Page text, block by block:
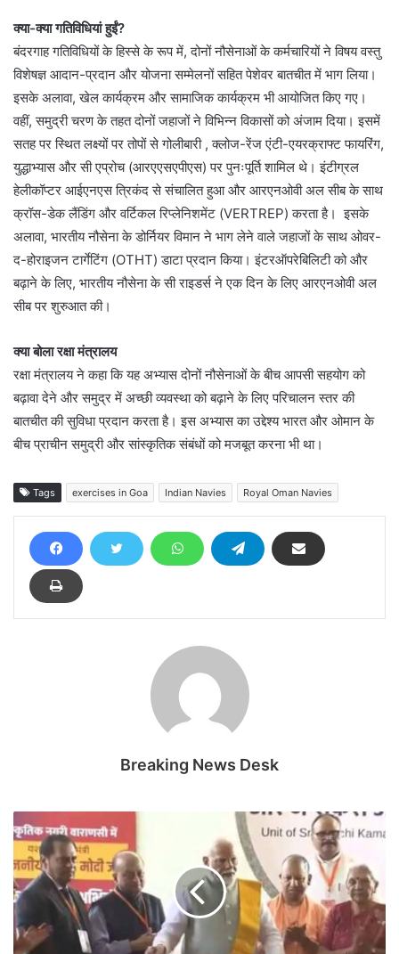
क्या-क्या गतिविधियां हुईं?
बंदरगाह गतिविधियों के हिस्से के रूप में, दोनों नौसेनाओं के कर्मचारियों ने विषय वस्तु
विशेषज्ञ आदान-प्रदान और योजना सम्मेलनों सहित पेशेवर बातचीत में भाग लिया।
इसके अलावा, खेल कार्यक्रम और सामाजिक कार्यक्रम भी आयोजित किए गए।
वहीं, समुद्री चरण के तहत दोनों जहाजों ने विभिन्न विकासों को अंजाम दिया। इसमें
सतह पर स्थित लक्ष्यों पर तोपों से गोलीबारी , क्लोज-रेंज एंटी-एयरक्राफ्ट फायरिंग,
युद्धाभ्यास और सी एप्रोच (आरएएसएपीएस) पर पुनःपूर्ति शामिल थे। इंटीग्रल
हेलीकॉप्टर आईएनएस त्रिकंद से संचालित हुआ और आरएनओवी अल सीब के साथ
क्रॉस-डेक लैंडिंग और वर्टिकल रिप्लेनिशमेंट (VERTREP) करता है। इसके
अलावा, भारतीय नौसेना के डोर्नियर विमान ने भाग लेने वाले जहाजों के साथ ओवर-
द-होराइजन टार्गेटिंग (OTHT) डाटा प्रदान किया। इंटरऑपरेबिलिटी को और
बढ़ाने के लिए, भारतीय नौसेना के सी राइडर्स ने एक दिन के लिए आरएनओवी अल
सीब पर शुरुआत की।
क्या बोला रक्षा मंत्रालय
रक्षा मंत्रालय ने कहा कि यह अभ्यास दोनों नौसेनाओं के बीच आपसी सहयोग को
बढ़ावा देने और समुद्र में अच्छी व्यवस्था को बढ़ाने के लिए परिचालन स्तर की
बातचीत की सुविधा प्रदान करता है। इस अभ्यास का उद्देश्य भारत और ओमान के
बीच प्राचीन समुद्री और सांस्कृतिक संबंधों को मजबूत करना भी था।
Tags exercises in Goa Indian Navies Royal Oman Navies
Breaking News Desk